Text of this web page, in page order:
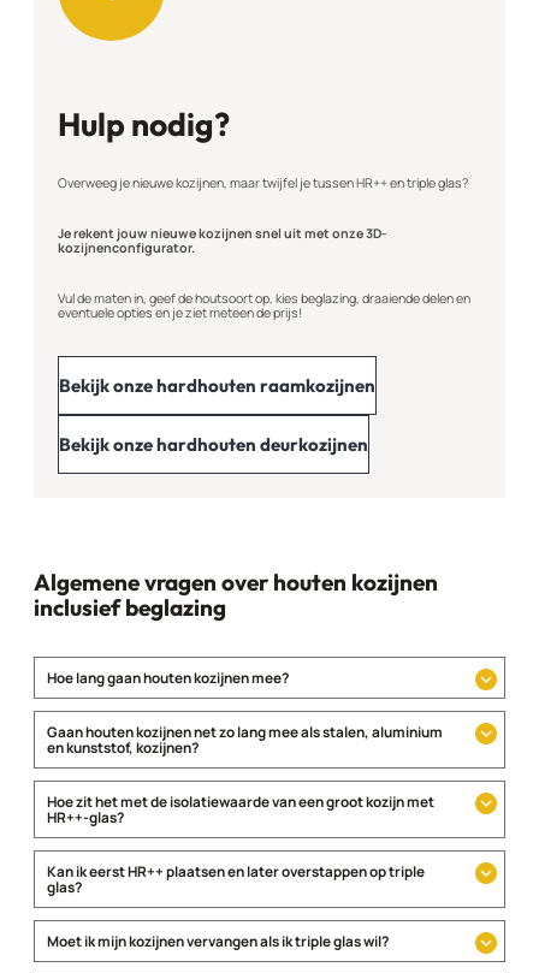
Hulp nodig?
Overweeg je nieuwe kozijnen, maar twijfel je tussen HR++ en triple glas?
Je rekent jouw nieuwe kozijnen snel uit met onze 3D-
kozijnenconfigurator.
Vul de maten in, geef de houtsoort op, kies beglazing, draaiende delen en
eventuele opties en je ziet meteen de prijs!
Bekijk onze hardhouten raamkozijnen
Bekijk onze hardhouten deurkozijnen
Algemene vragen over houten kozijnen
inclusief beglazing
Hoe lang gaan houten kozijnen mee?
Gaan houten kozijnen net zo lang mee als stalen, aluminium
en kunststof, kozijnen?
Houten kozijnen: 50-80 jaar (met regelmatig schilder- en herstelwerk).
Kunststof kozijnen
: 30-50 jaar (onderhoudsvrij, een eventuele beschadiging is
minder goed te repareren).
Aluminium kozijnen: 40-60 jaar (zeer duurzaam, weinig onderhoud nodig).
Stalen kozijnen: 50-75 jaar (robuust en slijtvast, maar gevoelig voor roest).
Hoe zit het met de isolatiewaarde van een groot kozijn met
HR++-glas?
Kan ik eerst HR++ plaatsen en later overstappen op triple
glas?
Moet ik mijn kozijnen vervangen als ik triple glas wil?